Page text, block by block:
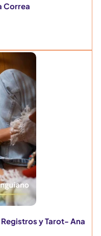
Correa
y Tarot- Ana